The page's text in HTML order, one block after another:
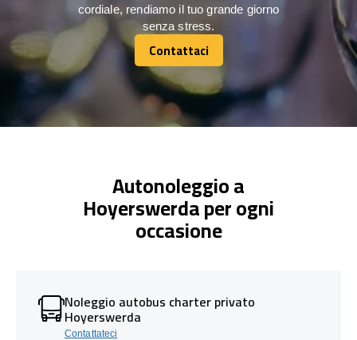
cordiale, rendiamo il tuo grande giorno
senza stress.
Contattaci
Contattaci
Autonoleggio a
Hoyerswerda per ogni
occasione
Noleggio autobus charter privato
Hoyerswerda
Contattateci